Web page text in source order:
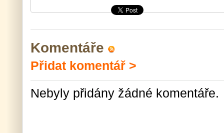
Komentáře
Přidat komentář >
Nebyly přidány žádné komentáře.